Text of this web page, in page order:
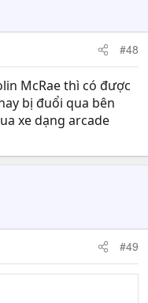
#48
McRae thì có được
bị đuổi qua bên
xe dạng arcade
#49